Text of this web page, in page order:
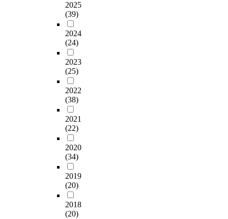
2025
(39)
2024
(24)
2023
(25)
2022
(38)
2021
(22)
2020
(34)
2019
(20)
2018
(20)